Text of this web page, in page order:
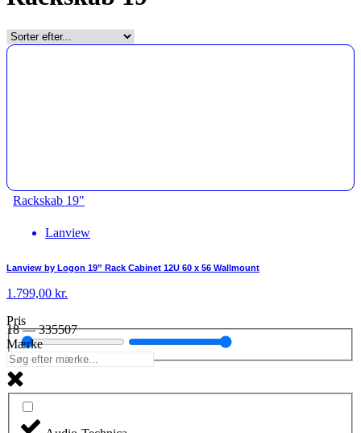
Rackskab 19"
Lanview
Lanview by Logon 19” Rack Cabinet 12U 60 x 56 Wallmount
1.799,00 kr.
Pris
18—335507
Mærke